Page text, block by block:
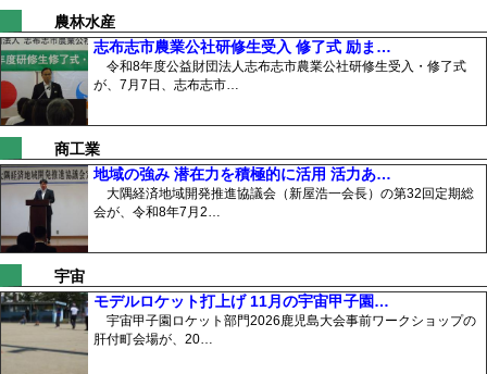
農林水産
志布志市農業公社研修生受入 修了式 励ま…
令和8年度公益財団法人志布志市農業公社研修生受入・修了式
が、7月7日、志布志市…
商工業
地域の強み 潜在力を積極的に活用 活力あ…
大隅経済地域開発推進協議会（新屋浩一会長）の第32回定期総
会が、令和8年7月2…
宇宙
モデルロケット打上げ 11月の宇宙甲子園…
宇宙甲子園ロケット部門2026鹿児島大会事前ワークショップの
肝付町会場が、20…